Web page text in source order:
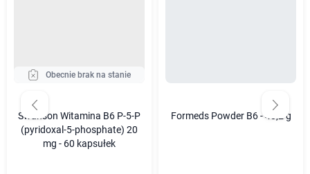
Obecnie brak na stanie
Swanson Witamina B6 P-5-P
(pyridoxal-5-phosphate) 20
mg - 60 kapsułek
Formeds Powder B6 - 40,2 g